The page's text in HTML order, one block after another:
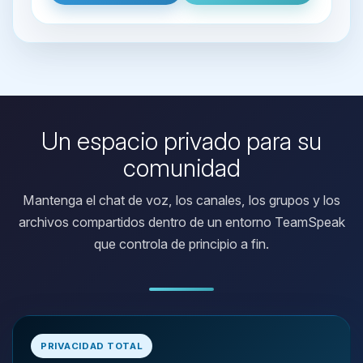
Un espacio privado para su
comunidad
Mantenga el chat de voz, los canales, los grupos y los
archivos compartidos dentro de un entorno TeamSpeak
que controla de principio a fin.
PRIVACIDAD TOTAL
Yupi, por fin alguien con quien
hablar! Soy Choupy, tu pequeno
asistente de BoxToPlay. Cuentame